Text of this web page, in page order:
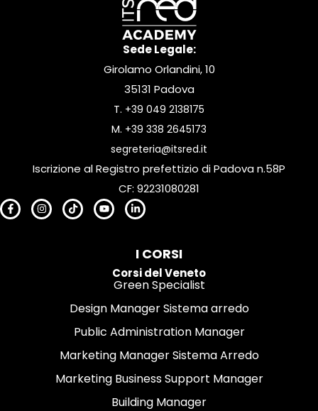
Sede Legale:
Girolamo Orlandini, 10
35131 Padova
T. +39 049 2138175
M. +39 338 2645173
segreteria@itsred.it
Iscrizione al Registro prefettizio di Padova n.58P
CF: 92231080281
I CORSI
Corsi del Veneto
Green Specialist
Design Manager Sistema arredo
Public Administration Manager
Marketing Manager Sistema Arredo
Marketing Business Support Manager
Building Manager